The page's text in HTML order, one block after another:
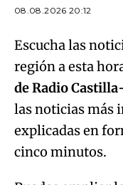
08.08.2026 20:12
Escucha las
región a esta
de Radio
las noticias más
explicadas en
cinco minutos.